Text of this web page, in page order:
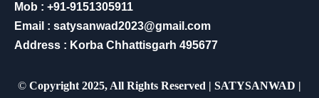
Mob : +91-9151305911
Email : satysanwad2023@gmail.com
Address : Korba Chhattisgarh 495677
© Copyright 2025, All Rights Reserved | SATYSANWAD |